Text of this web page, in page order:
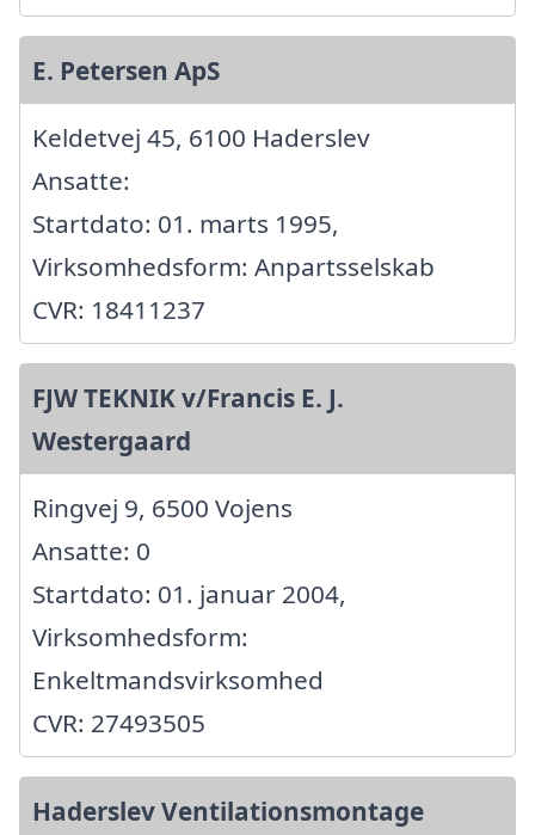
E. Petersen ApS
Keldetvej 45, 6100 Haderslev
Ansatte:
Startdato: 01. marts 1995,
Virksomhedsform: Anpartsselskab
CVR: 18411237
FJW TEKNIK v/Francis E. J.
Westergaard
Ringvej 9, 6500 Vojens
Ansatte: 0
Startdato: 01. januar 2004,
Virksomhedsform:
Enkeltmandsvirksomhed
CVR: 27493505
Haderslev Ventilationsmontage